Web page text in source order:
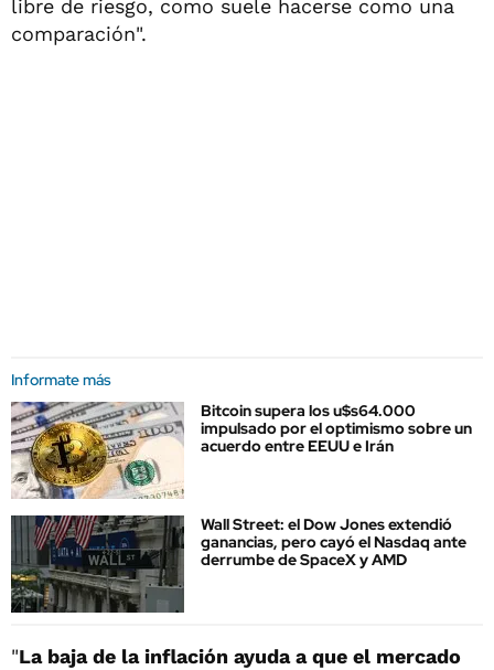
libre de riesgo, como suele hacerse como una
comparación".
Informate más
Bitcoin supera los u$s64.000
impulsado por el optimismo sobre un
acuerdo entre EEUU e Irán
Wall Street: el Dow Jones extendió
ganancias, pero cayó el Nasdaq ante
derrumbe de SpaceX y AMD
"La baja de la inflación ayuda a que el mercado